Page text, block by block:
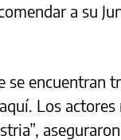
a su
se encuentran
Los actores